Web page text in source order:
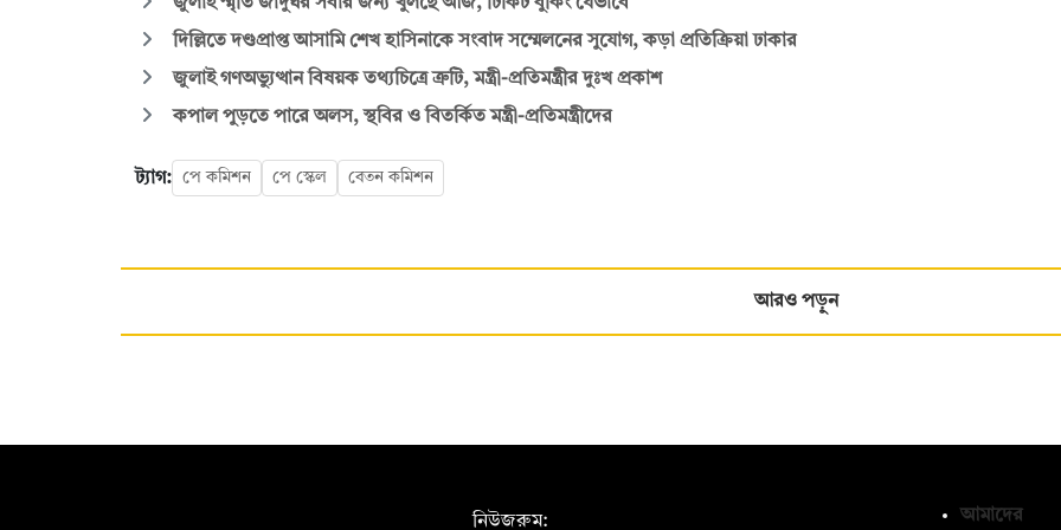
জুলাই স্মৃতি জাদুঘর সবার জন্য খুলছে আজ, টিকিট বুকিং যেভাবে
দিল্লিতে দণ্ডপ্রাপ্ত আসামি শেখ হাসিনাকে সংবাদ সম্মেলনের সুযোগ, কড়া প্রতিক্রিয়া ঢাকার
জুলাই গণঅভ্যুত্থান বিষয়ক তথ্যচিত্রে ত্রুটি, মন্ত্রী-প্রতিমন্ত্রীর দুঃখ প্রকাশ
কপাল পুড়তে পারে অলস, স্থবির ও বিতর্কিত মন্ত্রী-প্রতিমন্ত্রীদের
ট্যাগ: পে কমিশন পে স্কেল বেতন কমিশন
আরও পড়ুন
নিউজরুম: আমাদের